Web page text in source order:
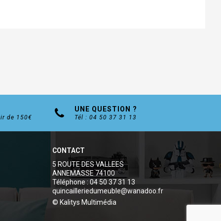
de 150€
UNE QUESTION ?
Tél : 04 50 37 31 13
CONTACT
5 ROUTE DES VALLEES
ANNEMASSE 74100
Téléphone : 04 50 37 31 13
quincailleriedumeuble@wanadoo.fr
© Kalitys Multimédia